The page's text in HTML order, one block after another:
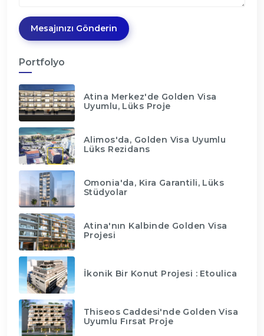
Mesajınızı Gönderin
Portfolyo
Atina Merkez'de Golden Visa
Uyumlu, Lüks Proje
Alimos'da, Golden Visa Uyumlu
Lüks Rezidans
Omonia'da, Kira Garantili, Lüks
Stüdyolar
Atina'nın Kalbinde Golden Visa
Projesi
İkonik Bir Konut Projesi : Etoulica
Thiseos Caddesi'nde Golden Visa
Uyumlu Fırsat Proje